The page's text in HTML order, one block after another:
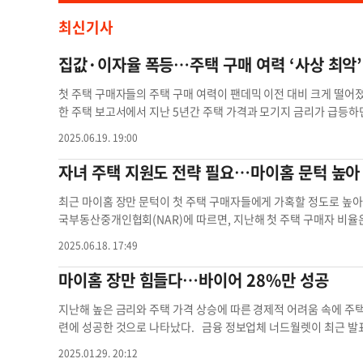
최신기사
집값·이자율 폭등…주택 구매 여력 ‘사상 최악’
첫 주택 구매자들의 주택 구매 여력이 팬데믹 이전 대비 크게 떨
한 주택 보고서에서 지난 5년간 주택 가격과 모기지 금리가 급등
면, 2019년에 월 소득의 40%를 모기지에 할당하던 첫 주택 구매
면 소득의 58%를 모기지로 지출해야 한다. 이는 일반적으로 권
배에 달한다. 또한 주거 외 지출을 전체 소득의 약 20% 수준까지
세히 살펴보면, 지난 2019년 중간 월 소득은 4130달러, 모기지
0%를 주거비로 지출해야 했다. 그러나 5년 뒤인 지난해에는 월
년까지 주택 가격과 이자율이 가계 소득 증가보다 훨씬 빠르게 상
로 떨어졌다”고 분석했다. 전문가들은 단순히 이자와 원금 상환
먼트 비용 부담 증가, 재산세 상승, 보험료와 마감 비용 등 각종 부
진단했다. 리얼터닷컴의 다니엘 헤일 수석 이코노미스트는 “주
아니지만, 과거보다 훨씬 심각해졌다”고 지적했다. 한편 주택 렌
2025.06.19. 19:00
자녀 주택 지원도 전략 필요…마이홈 문턱 높
최근 마이홈 장만 문턱이 첫 주택 구매자들에게 가혹할 정도로
국부동산중개인협회(NAR)에 따르면, 지난해 첫 주택 구매자 비
매하거나 지원하는 것은 세금, 법률, 재정 측면에서 신중한 계획
택지가 있다. 첫 번째는 자녀의 주택 구매를 위한 다운페이먼트
세금 없이 줄 수 있고, 부부라면 최대 3만8000달러까지 가능하
할 수 있는 은행 거래 내역 등이 요구된다. 두 번째는 부모가 집
을 갖추지 못한 경우 유효한 대안이 될 수 있다. 이때는 세법상 렌
2025.06.18. 17:49
마이홈 장만 힘들다…바이어 28%만 성공
지난해 높은 금리와 주택 가격 상승에 따른 경제적 어려움 속에
련에 성공한 것으로 나타났다. 금융 정보업체 너드월렛이 최근
2025.01.29. 20:12